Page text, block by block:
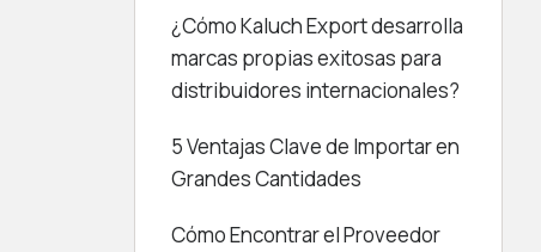
¿Cómo Kaluch Export desarrolla
marcas propias exitosas para
distribuidores internacionales?
5 Ventajas Clave de Importar en
Grandes Cantidades
Cómo Encontrar el Proveedor